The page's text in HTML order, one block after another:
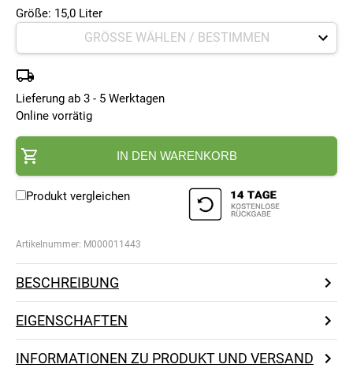
Größe: 15,0 Liter
Lieferung ab 3 - 5 Werktagen
Online vorrätig
IN DEN WARENKORB
Produkt vergleichen
Artikelnummer: M000011443
BESCHREIBUNG
EIGENSCHAFTEN
INFORMATIONEN ZU PRODUKT UND VERSAND